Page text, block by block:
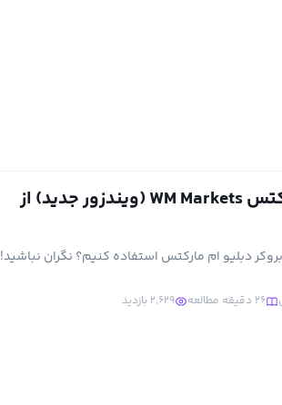
آموزش بروکر دبلیو ام مارکتس WM Markets (ویندزور جدید) از
دبلیو ام مارکتس استفاده کنیم؟ نگران نباشید!
۲۶ دقیقه مطالعه ۲,۶۲۹ بازدید